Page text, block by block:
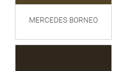
MERCEDES BORNEO